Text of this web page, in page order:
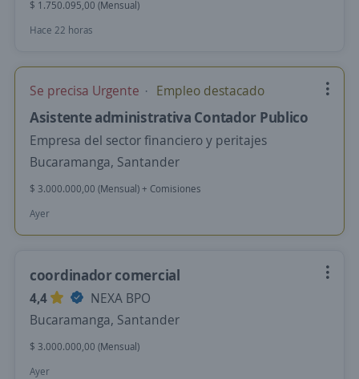
$ 1.750.095,00 (Mensual)
Hace 22 horas
Se precisa Urgente Empleo destacado
Asistente administrativa Contador Publico
Empresa del sector financiero y peritajes
Bucaramanga, Santander
$ 3.000.000,00 (Mensual) + Comisiones
Ayer
coordinador comercial
4,4
NEXA BPO
Bucaramanga, Santander
$ 3.000.000,00 (Mensual)
Ayer